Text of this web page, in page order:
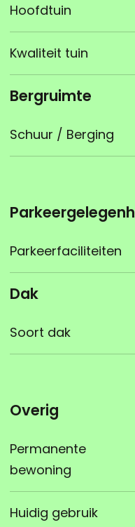
Hoofdtuin
Kwaliteit tuin
Bergruimte
Schuur / Berging
Parkeerfaciliteiten
Dak
Soort dak
Overig
Permanente
bewoning
Huidig gebruik